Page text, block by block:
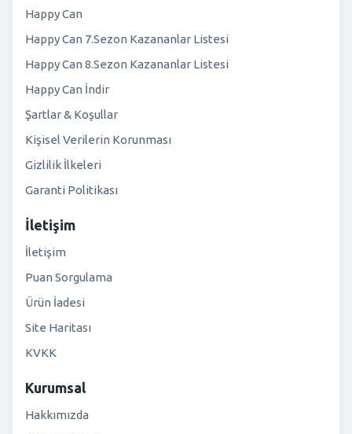
Happy Can
Happy Can 7.Sezon Kazananlar Listesi
Happy Can 8.Sezon Kazananlar Listesi
Happy Can İndir
Şartlar & Koşullar
Kişisel Verilerin Korunması
Gizlilik İlkeleri
Garanti Politikası
İletişim
İletişim
Puan Sorgulama
Ürün İadesi
Site Haritası
KVKK
Kurumsal
Hakkımızda